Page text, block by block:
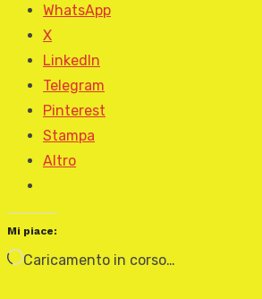
WhatsApp
X
LinkedIn
Telegram
Pinterest
Stampa
Altro
Mi piace:
Caricamento in corso…